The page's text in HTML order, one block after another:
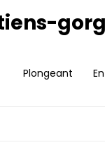
Plongeant